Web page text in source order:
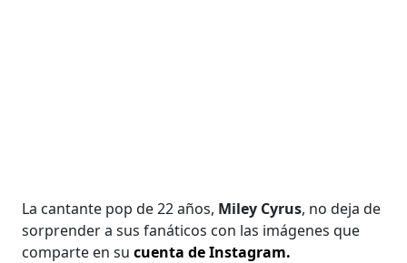
La cantante pop de 22 años, Miley Cyrus, no deja de
sorprender a sus fanáticos con las imágenes que
comparte en sucuenta de Instagram.